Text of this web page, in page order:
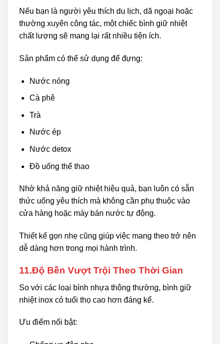
Nếu bạn là người yêu thích du lịch, dã ngoại hoặc
thường xuyên công tác, một chiếc bình giữ nhiệt
chất lượng sẽ mang lại rất nhiều tiện ích.
Sản phẩm có thể sử dụng để đựng:
Nước nóng
Cà phê
Trà
Nước ép
Nước detox
Đồ uống thể thao
Nhờ khả năng giữ nhiệt hiệu quả, bạn luôn có sẵn
thức uống yêu thích mà không cần phụ thuộc vào
cửa hàng hoặc máy bán nước tự động.
Thiết kế gọn nhẹ cũng giúp việc mang theo trở nên
dễ dàng hơn trong mọi hành trình.
11.Độ Bền Vượt Trội Theo Thời Gian
So với các loại bình nhựa thông thường, bình giữ
nhiệt inox có tuổi thọ cao hơn đáng kể.
Ưu điểm nổi bật: